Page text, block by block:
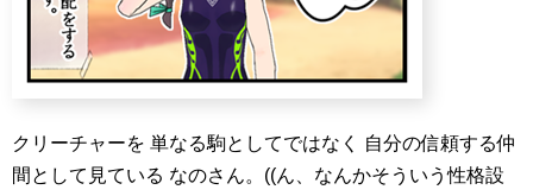
クリーチャーを 単なる駒としてではなく 自分の信頼する仲
間として見ている なのさん。((ん、なんかそういう性格設